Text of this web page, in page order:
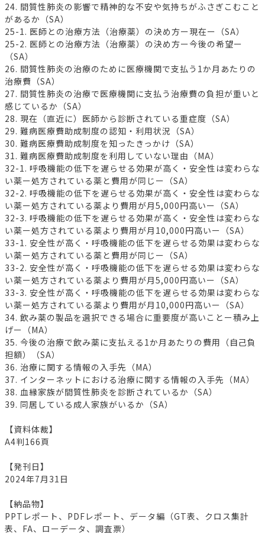
24. 間質性肺炎の影響で精神的な不安や気持ちがふさぎこむこと
があるか（SA）
25-1. 医師との治療方法（治療薬）の決め方ー現在ー（SA）
25-2. 医師との治療方法（治療薬）の決め方ー今後の希望ー
（SA）
26. 間質性肺炎の治療のために医療機関で支払う1か月あたりの
治療費（SA）
27. 間質性肺炎の治療で医療機関に支払う治療費の負担が重いと
感じているか（SA）
28. 現在（直近に）医師から診断されている重症度（SA）
29. 難病医療費助成制度の認知・利用状況（SA）
30. 難病医療費助成制度を知ったきっかけ（SA）
31. 難病医療費助成制度を利用していない理由（MA）
32-1. 呼吸機能の低下を遅らせる効果が高く・安全性は変わらな
い薬ー処方されている薬と費用が同じー（SA）
32-2. 呼吸機能の低下を遅らせる効果が高く・安全性は変わらな
い薬ー処方されている薬より費用が月5,000円高いー（SA）
32-3. 呼吸機能の低下を遅らせる効果が高く・安全性は変わらな
い薬ー処方されている薬より費用が月10,000円高いー（SA）
33-1. 安全性が高く・呼吸機能の低下を遅らせる効果は変わらな
い薬ー処方されている薬と費用が同じー（SA）
33-2. 安全性が高く・呼吸機能の低下を遅らせる効果は変わらな
い薬ー処方されている薬より費用が月5,000円高いー（SA）
33-3. 安全性が高く・呼吸機能の低下を遅らせる効果は変わらな
い薬ー処方されている薬より費用が月10,000円高いー（SA）
34. 飲み薬の製品を選択できる場合に重要度が高いことー積み上
げー（MA）
35. 今後の治療で飲み薬に支払える1か月あたりの費用（自己負
担額）（SA）
36. 治療に関する情報の入手先（MA）
37. インターネットにおける治療に関する情報の入手先（MA）
38. 血縁家族が間質性肺炎を診断されているか（SA）
39. 同居している成人家族がいるか（SA）
【資料体裁】
A4判166頁
【発刊日】
2024年7月31日
【納品物】
PPTレポート、PDFレポート、データ編（GT表、クロス集計
表、FA、ローデータ、調査票）